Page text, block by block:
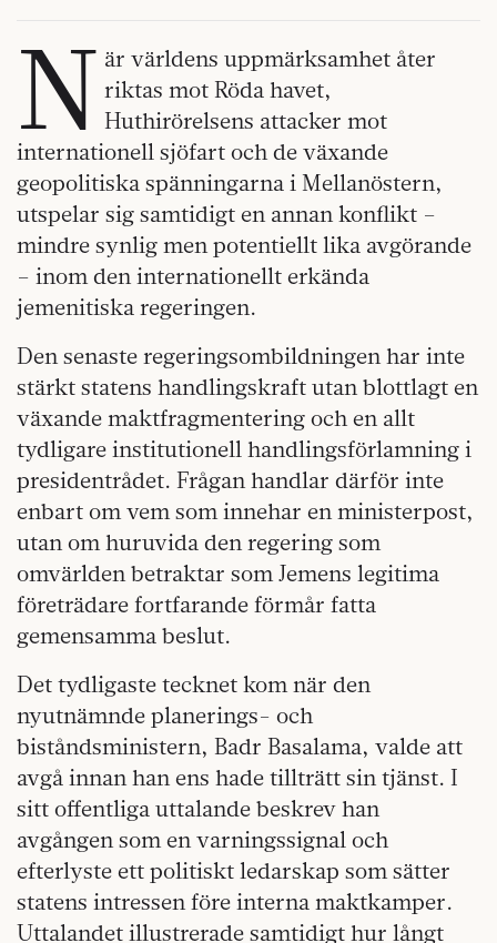
N är världens uppmärksamhet åter
riktas mot Röda havet,
Huthirörelsens attacker mot
internationell sjöfart och de växande
geopolitiska spänningarna i Mellanöstern,
utspelar sig samtidigt en annan konflikt –
mindre synlig men potentiellt lika avgörande
– inom den internationellt erkända
jemenitiska regeringen.
Den senaste regeringsombildningen har inte
stärkt statens handlingskraft utan blottlagt en
växande maktfragmentering och en allt
tydligare institutionell handlingsförlamning i
presidentrådet. Frågan handlar därför inte
enbart om vem som innehar en ministerpost,
utan om huruvida den regering som
omvärlden betraktar som Jemens legitima
företrädare fortfarande förmår fatta
gemensamma beslut.
Det tydligaste tecknet kom när den
nyutnämnde planerings- och
biståndsministern, Badr Basalama, valde att
avgå innan han ens hade tillträtt sin tjänst. I
sitt offentliga uttalande beskrev han
avgången som en varningssignal och
efterlyste ett politiskt ledarskap som sätter
statens intressen före interna maktkamper.
Uttalandet illustrerade samtidigt hur långt